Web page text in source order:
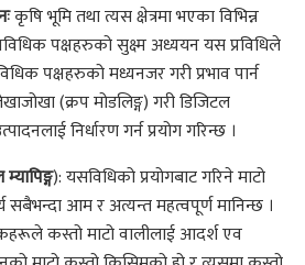
कृषि भूमि तथा त्यस क्षेत्रमा भएका विभिन्न
पक्षहरुको सुक्ष्म अध्ययन यस प्रविधिले
पक्षहरुको मध्यनजर गरी प्रभाव पार्न
(क्रप मोडलिङ्ग) गरी डिजिटल
निर्धारण गर्न प्रयोग गरिन्छ ।
): यसविधिको प्रयोगबाट गरिने माटो
सबैभन्दा आम र अत्यन्त महत्वपूर्ण मानिन्छ ।
कस्तो माटो वालीलाई आदर्श एव